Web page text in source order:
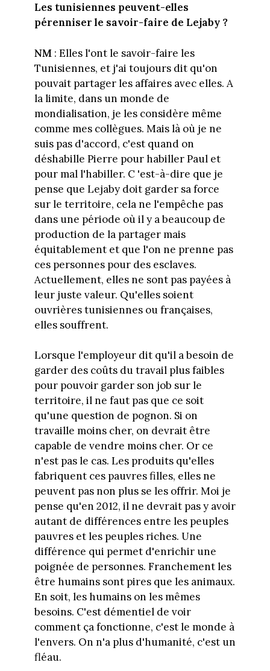
Les tunisiennes peuvent-elles
pérenniser le savoir-faire de Lejaby ?
NM : Elles l'ont le savoir-faire les
Tunisiennes, et j'ai toujours dit qu'on
pouvait partager les affaires avec elles. A
la limite, dans un monde de
mondialisation, je les considère même
comme mes collègues. Mais là où je ne
suis pas d'accord, c'est quand on
déshabille Pierre pour habiller Paul et
pour mal l'habiller. C 'est-à-dire que je
pense que Lejaby doit garder sa force
sur le territoire, cela ne l'empêche pas
dans une période où il y a beaucoup de
production de la partager mais
équitablement et que l'on ne prenne pas
ces personnes pour des esclaves.
Actuellement, elles ne sont pas payées à
leur juste valeur. Qu'elles soient
ouvrières tunisiennes ou françaises,
elles souffrent.
Lorsque l'employeur dit qu'il a besoin de
garder des coûts du travail plus faibles
pour pouvoir garder son job sur le
territoire, il ne faut pas que ce soit
qu'une question de pognon. Si on
travaille moins cher, on devrait être
capable de vendre moins cher. Or ce
n'est pas le cas. Les produits qu'elles
fabriquent ces pauvres filles, elles ne
peuvent pas non plus se les offrir. Moi je
pense qu'en 2012, il ne devrait pas y avoir
autant de différences entre les peuples
pauvres et les peuples riches. Une
différence qui permet d'enrichir une
poignée de personnes. Franchement les
être humains sont pires que les animaux.
En soit, les humains on les mêmes
besoins. C'est démentiel de voir
comment ça fonctionne, c'est le monde à
l'envers. On n'a plus d'humanité, c'est un
fléau.